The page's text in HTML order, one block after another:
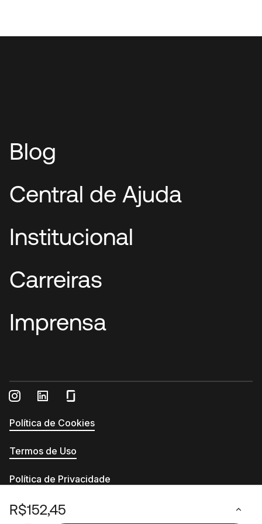
R$152,45
Blog
Central de Ajuda
Institucional
Carreiras
Imprensa
Política de Cookies
Termos de Uso
Política de Privacidade
Relatório de Transparência e Igualdade Salarial